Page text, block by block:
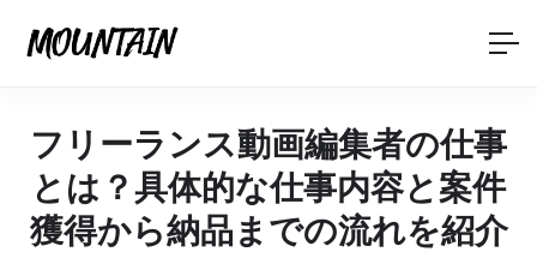
フリーランス動画編集者の仕事
とは？具体的な仕事内容と案件
獲得から納品までの流れを紹介